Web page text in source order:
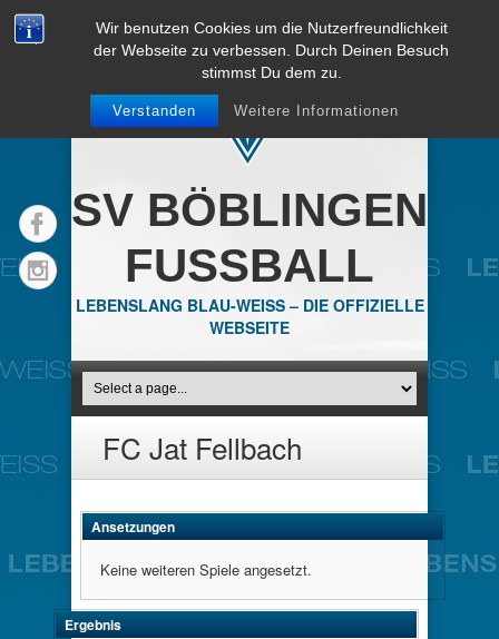
Wir benutzen Cookies um die Nutzerfreundlichkeit
der Webseite zu verbessen. Durch Deinen Besuch
stimmst Du dem zu.
Verstanden Weitere Informationen
SV BÖBLINGEN
FUSSBALL
LEBENSLANG BLAU-WEISS – DIE OFFIZIELLE
WEBSEITE
FC Jat Fellbach
Ansetzungen
Keine weiteren Spiele angesetzt.
Ergebnis